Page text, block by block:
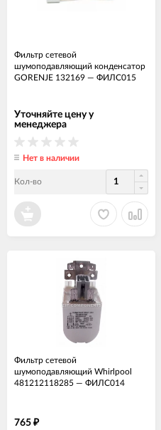
Фильтр сетевой
шумоподавляющий конденсатор
GORENJE 132169 — ФИЛС015
Уточняйте цену у
менеджера
Нет в наличии
Кол-во
Фильтр сетевой
шумоподавляющий Whirlpool
481212118285 — ФИЛС014
765 ₽